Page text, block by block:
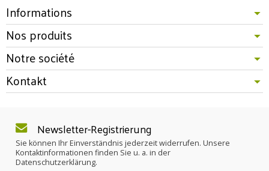
Informations
Nos produits
Notre société
Kontakt
Newsletter-Registrierung
Sie können Ihr Einverständnis jederzeit widerrufen. Unsere
Kontaktinformationen finden Sie u. a. in der
Datenschutzerklärung.